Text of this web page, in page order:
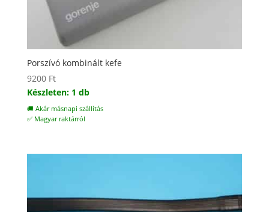
Porszívó kombinált kefe
9200 Ft
Készleten: 1 db
🚚 Akár másnapi szállítás
✅ Magyar raktárról